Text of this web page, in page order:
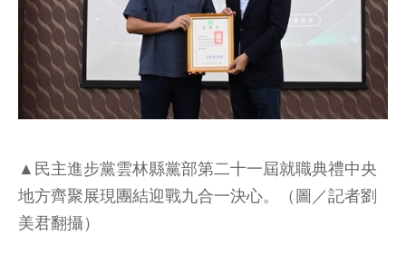
▲民主進步黨雲林縣黨部第二十一屆就職典禮中央
地方齊聚展現團結迎戰九合一決心。（圖／記者劉
美君翻攝）